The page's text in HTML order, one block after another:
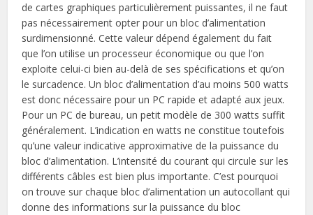
de cartes graphiques particulièrement puissantes, il ne faut
pas nécessairement opter pour un bloc d’alimentation
surdimensionné. Cette valeur dépend également du fait
que l’on utilise un processeur économique ou que l’on
exploite celui-ci bien au-delà de ses spécifications et qu’on
le surcadence. Un bloc d’alimentation d’au moins 500 watts
est donc nécessaire pour un PC rapide et adapté aux jeux.
Pour un PC de bureau, un petit modèle de 300 watts suffit
généralement. L’indication en watts ne constitue toutefois
qu’une valeur indicative approximative de la puissance du
bloc d’alimentation. L’intensité du courant qui circule sur les
différents câbles est bien plus importante. C’est pourquoi
on trouve sur chaque bloc d’alimentation un autocollant qui
donne des informations sur la puissance du bloc